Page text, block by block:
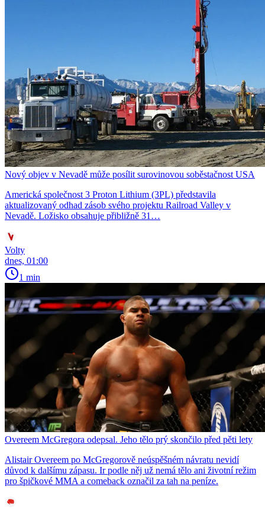
Nový objev v Nevadě může posílit surovinovou soběstačnost USA
Americká společnost 3 Proton Lithium (3PL) představila
aktualizovaný odhad zásob svého projektu Railroad Valley v
Nevadě. Ložisko obsahuje přibližně 31…
Volty
dnes, 01:00
1 min
Overeem McGregora odepsal. Jeho tělo prý skončilo před pěti lety
Alistair Overeem po McGregorově neúspěšném návratu nevidí
důvod k dalšímu zápasu. Ir podle něj už nemá tělo ani životní režim
pro špičkové MMA a comeback označil za tah na peníze.